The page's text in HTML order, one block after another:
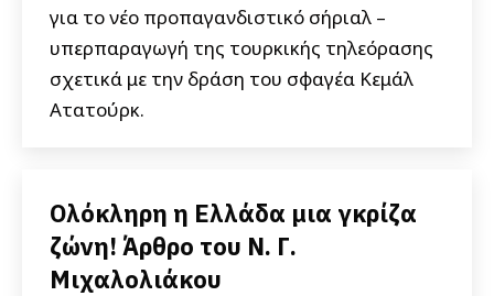
για το νέο προπαγανδιστικό σήριαλ –
υπερπαραγωγή της τουρκικής τηλεόρασης
σχετικά με την δράση του σφαγέα Κεμάλ
Ατατούρκ.
Ολόκληρη η Ελλάδα μια γκρίζα
ζώνη! Άρθρο του Ν. Γ.
Μιχαλολιάκου